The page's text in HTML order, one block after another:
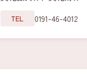
TEL 0191-46-4012